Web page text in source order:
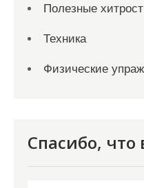
Полезные
Техника
Физические
Спасибо,